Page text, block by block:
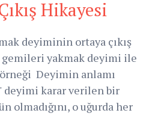
Hikayesi
deyiminin ortaya çıkış
gemileri yakmak deyimi ile
Deyimin anlamı
deyimi karar verilen bir
olmadığını, o uğurda her